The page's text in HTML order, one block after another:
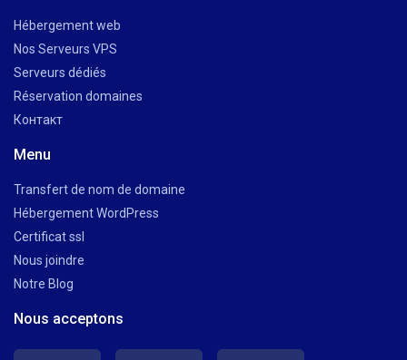
Hébergement web
Nos Serveurs VPS
Serveurs dédiés
Réservation domaines
Контакт
Menu
Transfert de nom de domaine
Hébergement WordPress
Certificat ssl
Nous joindre
Notre Blog
Nous acceptons